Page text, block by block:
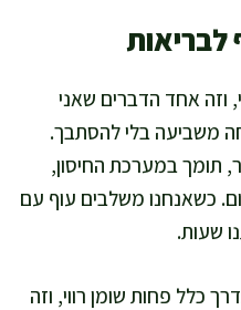
לבריאות
וזה אחד הדברים שאני
משביעה בלי להסתבך.
תומך במערכת החיסון,
כשאנחנו משלבים עוף עם
שעות.
כלל פחות שומן רווי, וזה